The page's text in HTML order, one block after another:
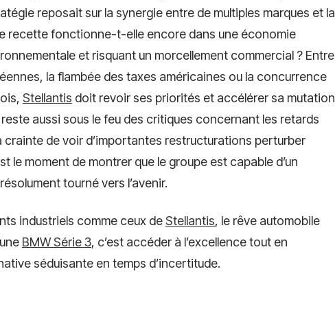
reposait sur la synergie entre de multiples marques et la
recette fonctionne-t-elle encore dans une économie
et risquant un morcellement commercial ? Entre
la flambée des taxes américaines ou la concurrence
Stellantis doit revoir ses priorités et accélérer sa mutation
aussi sous le feu des critiques concernant les retards
crainte de voir d’importantes restructurations perturber
le moment de montrer que le groupe est capable d’un
tourné vers l’avenir.
industriels comme ceux deStellantis, le rêve automobile
BMW Série 3, c’est accéder à l’excellence tout en
séduisante en temps d’incertitude.